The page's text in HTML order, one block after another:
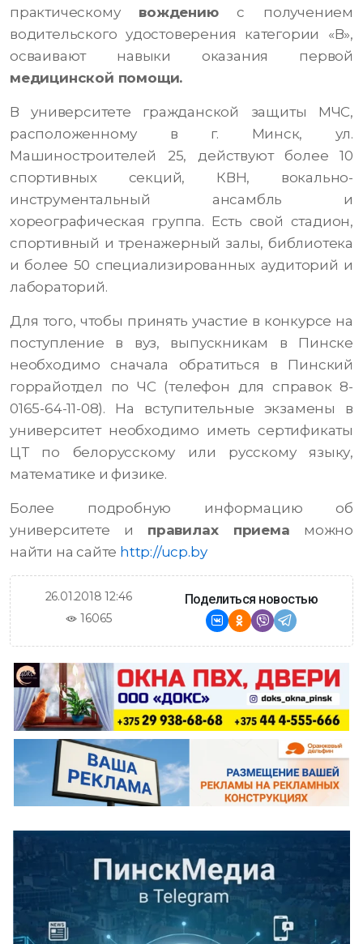
практическому вождениюс получением
водительского удостоверения категории «В»,
осваивают навыки оказания первой
медицинской помощи.
В университете гражданской защиты МЧС,
расположенному в г. Минск, ул.
Машиностроителей 25, действуют более 10
спортивных секций, КВН, вокально-
инструментальный ансамбль и
хореографическая группа. Есть свой стадион,
спортивный и тренажерный залы, библиотека
и более 50 специализированных аудиторий и
лабораторий.
Для того, чтобы принять участие в конкурсе на
поступление в вуз, выпускникам в Пинске
необходимо сначала обратиться в Пинский
горрайотдел по ЧС (телефон для справок 8-
0165-64-11-08). На вступительные экзамены в
университет необходимо иметь сертификаты
ЦТ по белорусскому или русскому языку,
математике и физике.
Более подробную информацию об
университете и правилах приема можно
найти на сайте http://ucp.by
26.01.2018 12:46
16065
Поделиться новостью